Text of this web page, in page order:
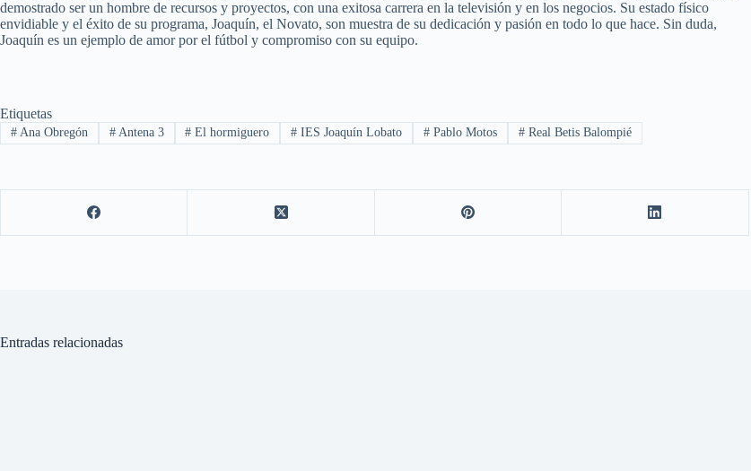
demostrado ser un hombre de recursos y proyectos, con una exitosa carrera en la televisión y en los negocios. Su estado físico
envidiable y el éxito de su programa, Joaquín, el Novato, son muestra de su dedicación y pasión en todo lo que hace. Sin duda,
Joaquín es un ejemplo de amor por el fútbol y compromiso con su equipo.
Etiquetas
#Ana Obregón #Antena 3 # El hormiguero # IES Joaquín Lobato # Pablo Motos #Real Betis Balompié
Entradas relacionadas